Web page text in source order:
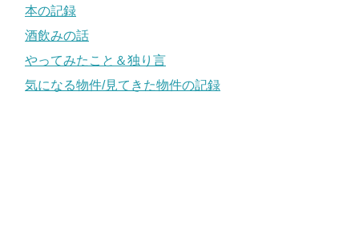
本の記録
酒飲みの話
やってみたこと＆独り言
気になる物件/見てきた物件の記録